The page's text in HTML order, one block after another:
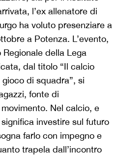
l’ex allenatore di
ha voluto presenziare a
a Potenza. L’evento,
della Lega
dal titolo “Il calcio
di squadra”, si
fonte di
Nel calcio, e
investire sul futuro
farlo con impegno e
trapela dall’incontro